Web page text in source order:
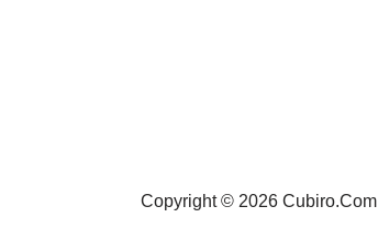
Copyright © 2026 Cubiro.Com